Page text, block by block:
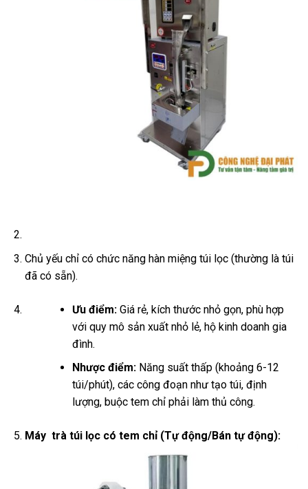
Chủ yếu chỉ có chức năng hàn miệng túi lọc (thường là túi
đã có sẵn).
Ưu điểm:Giá rẻ, kích thước nhỏ gọn, phù hợp
với quy mô sản xuất nhỏ lẻ, hộ kinh doanh gia
đình.
Nhược điểm:Năng suất thấp (khoảng 6-12
túi/phút), các công đoạn như tạo túi, định
lượng, buộc tem chỉ phải làm thủ công.
Máy trà túi lọc có tem chỉ (Tự động/Bán tự động):